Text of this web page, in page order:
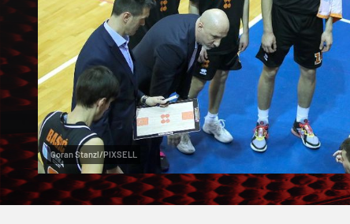
Goran Stanzl/PIXSELL